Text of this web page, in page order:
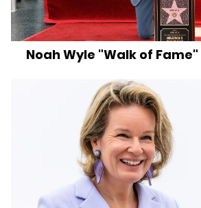
Noah Wyle "Walk of Fame"